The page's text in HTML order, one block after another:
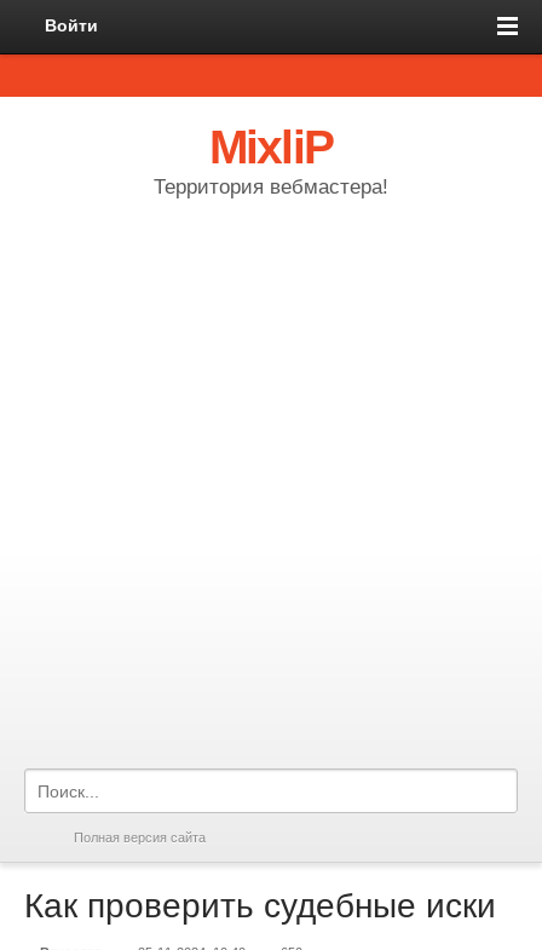
Войти
MixliP
Территория вебмастера!
Полная версия сайта
Как проверить судебные иски